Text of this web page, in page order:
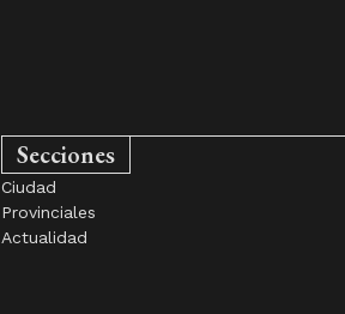
Secciones
Ciudad
Provinciales
Actualidad